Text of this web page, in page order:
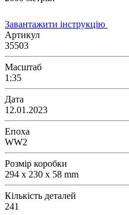
Завантажити інструкцію
Артикул
35503
Масштаб
1:35
Дата
12.01.2023
Епоха
WW2
Розмір коробки
294 x 230 x 58 mm
Кількість деталей
241